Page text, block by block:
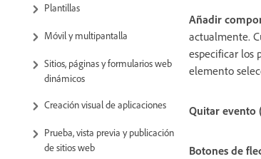
Plantillas
Móvil y multipantalla
Sitios, páginas y formularios web
dinámicos
Creación visual de aplicaciones
Prueba, vista previa y publicación
de sitios web
Añadir
actualmente.
especificar los
elemento
Quitar evento
Botones de